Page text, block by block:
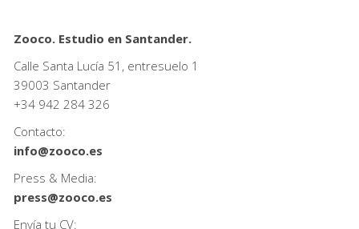
Zooco. Estudio en Santander.
Calle Santa Lucía 51, entresuelo 1
39003 Santander
+34 942 284 326
Contacto:
info@zooco.es
Press & Media:
press@zooco.es
Envía tu CV: